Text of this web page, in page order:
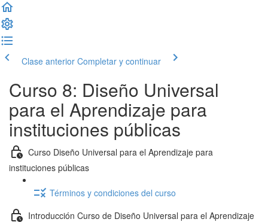
Clase anterior Completar y continuar
Curso 8: Diseño Universal
para el Aprendizaje para
instituciones públicas
Curso Diseño Universal para el Aprendizaje para
instituciones públicas
Términos y condiciones del curso
Introducción Curso de Diseño Universal para el Aprendizaje